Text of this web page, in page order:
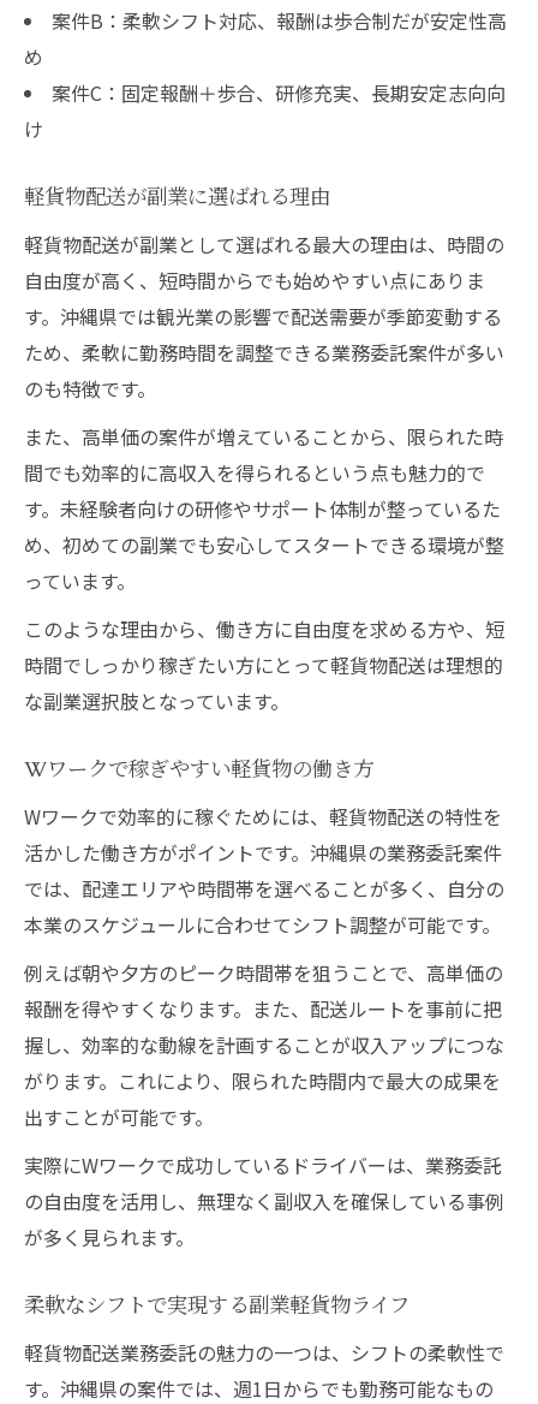
案件B：柔軟シフト対応、報酬は歩合制だが安定性高
め
案件C：固定報酬＋歩合、研修充実、長期安定志向向
け
軽貨物配送が副業に選ばれる理由
軽貨物配送が副業として選ばれる最大の理由は、時間の
自由度が高く、短時間からでも始めやすい点にありま
す。沖縄県では観光業の影響で配送需要が季節変動する
ため、柔軟に勤務時間を調整できる業務委託案件が多い
のも特徴です。
また、高単価の案件が増えていることから、限られた時
間でも効率的に高収入を得られるという点も魅力的で
す。未経験者向けの研修やサポート体制が整っているた
め、初めての副業でも安心してスタートできる環境が整
っています。
このような理由から、働き方に自由度を求める方や、短
時間でしっかり稼ぎたい方にとって軽貨物配送は理想的
な副業選択肢となっています。
Wワークで稼ぎやすい軽貨物の働き方
Wワークで効率的に稼ぐためには、軽貨物配送の特性を
活かした働き方がポイントです。沖縄県の業務委託案件
では、配達エリアや時間帯を選べることが多く、自分の
本業のスケジュールに合わせてシフト調整が可能です。
例えば朝や夕方のピーク時間帯を狙うことで、高単価の
報酬を得やすくなります。また、配送ルートを事前に把
握し、効率的な動線を計画することが収入アップにつな
がります。これにより、限られた時間内で最大の成果を
出すことが可能です。
実際にWワークで成功しているドライバーは、業務委託
の自由度を活用し、無理なく副収入を確保している事例
が多く見られます。
柔軟なシフトで実現する副業軽貨物ライフ
軽貨物配送業務委託の魅力の一つは、シフトの柔軟性で
す。沖縄県の案件では、週1日からでも勤務可能なもの